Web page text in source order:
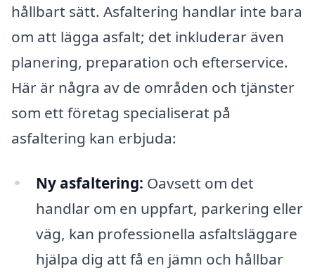
hållbart sätt. Asfaltering handlar inte bara
om att lägga asfalt; det inkluderar även
planering, preparation och efterservice.
Här är några av de områden och tjänster
som ett företag specialiserat på
asfaltering kan erbjuda:
Ny asfaltering: Oavsett om det
handlar om en uppfart, parkering eller
väg, kan professionella asfaltsläggare
hjälpa dig att få en jämn och hållbar